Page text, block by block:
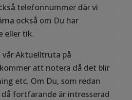
telefonnummer där vi
också om Du har
eller tik.
vår Aktuelltruta på
att notera då det blir
etc. Om Du, som redan
fortfarande är intresserad